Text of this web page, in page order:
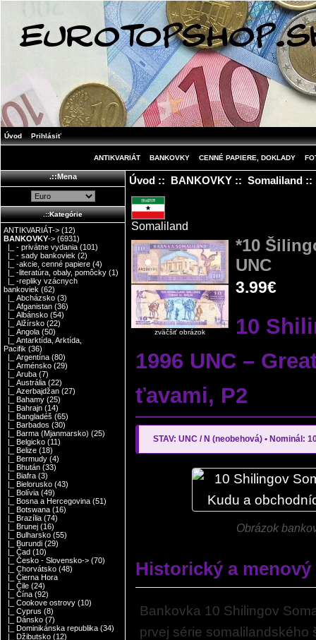
Úvod Prihlásiť
ANTIKVARIÁT BANKOVKY CENNÉ PAPIERE, DOKLADY
.::Mena
.::Kategórie
ANTIKVARIÁT-> (12)
BANKOVKY-> (6931)
|_ - privátne vydania (101)
|_ - sady bankoviek (2)
|_ -akcie, cenné papiere (4)
|_ -literatúra, obaly, pomôcky (1)
|_ -repliky vzácnych
bankoviek (62)
|_ Abcházsko (3)
|_ Afganistan (36)
|_ Albánsko (54)
|_ Alžírsko (22)
|_ Angola (50)
|_ Antarktída, Arktída,
Pacifik (36)
|_ Argentína (80)
|_ Arménsko (29)
|_ Aruba (7)
|_ Austrália (22)
|_ Azerbajdžan (27)
|_ Bahamy (25)
|_ Bahrajn (14)
|_ Bangladéš (65)
|_ Barbados (30)
|_ Barma (Mjanmarsko) (25)
|_ Belgicko (11)
|_ Belize (18)
|_ Bermudy (4)
|_ Bhután (33)
|_ Biafra (3)
|_ Bielorusko (43)
|_ Bolívia (49)
|_ Bosna a Hercegovina (51)
|_ Botswana (16)
|_ Brazília (74)
|_ Brunej (16)
|_ Bulharsko (55)
|_ Burundi (29)
|_ Čad (10)
|_ Česko - Slovensko-> (70)
|_ Chorvátsko (48)
|_ Čierna Hora
|_ Čile (24)
|_ Čína (92)
|_ Cookove ostrovy (10)
|_ Cyprus (8)
|_ Dánsko (7)
|_ Dominikánska republika (34)
|_ Džibutsko (12)
Úvod:: BANKOVKY:: Somaliland::
Somaliland
zväčšiť obrázok
*10
UNC
3.99€
10
1996 UNC –
ťavami, P2
STAV: UNC / N (neobehová) • Nominál:
Obrázok
Historický a
Bankovka 10 Shilingov
prvej série somalilandského